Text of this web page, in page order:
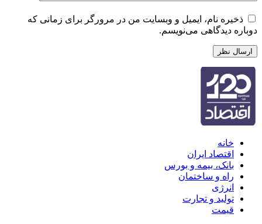
نام، ایمیل و وبسایت من در مرورگر برای زمانی که
دیدگاهی می‌نویسم.
خانه
اقتصاد ایران
بانک، بیمه و بورس
راه و ساختمان
انرژی
تولید و تجارت
قیمت